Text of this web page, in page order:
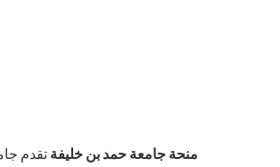
منحة جامعة حمد بن خليفة تقدم